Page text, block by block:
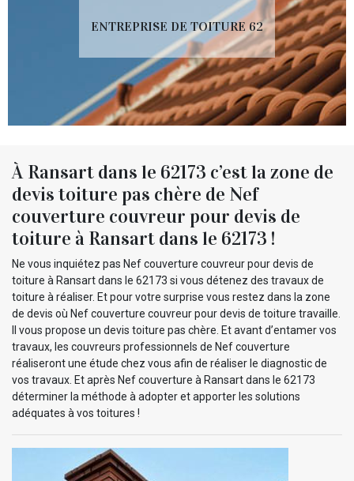
ENTREPRISE DE TOITURE 62
À Ransart dans le 62173 c’est la zone de
devis toiture pas chère de Nef
couverture couvreur pour devis de
toiture à Ransart dans le 62173 !
Ne vous inquiétez pas Nef couverture couvreur pour devis de
toiture à Ransart dans le 62173 si vous détenez des travaux de
toiture à réaliser. Et pour votre surprise vous restez dans la zone
de devis où Nef couverture couvreur pour devis de toiture travaille.
Il vous propose un devis toiture pas chère. Et avant d’entamer vos
travaux, les couvreurs professionnels de Nef couverture
réaliseront une étude chez vous afin de réaliser le diagnostic de
vos travaux. Et après Nef couverture à Ransart dans le 62173
déterminer la méthode à adopter et apporter les solutions
adéquates à vos toitures !